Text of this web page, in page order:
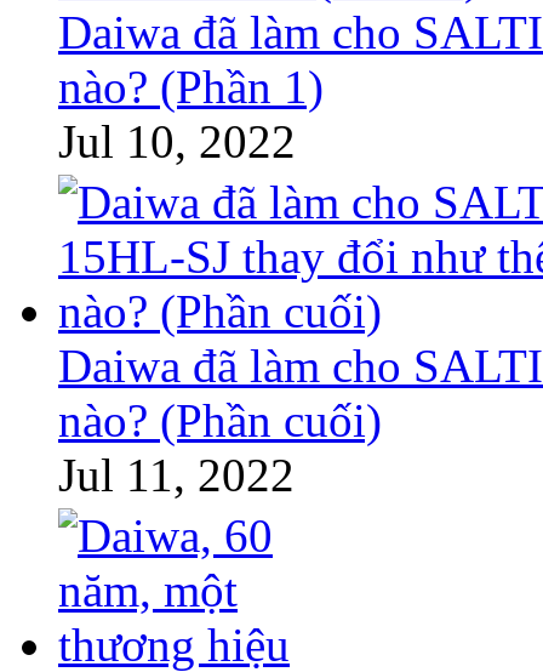
Daiwa đã làm cho
nào? (Phần 1)
Jul 10, 2022
Daiwa đã làm cho
nào? (Phần cuối)
Jul 11, 2022